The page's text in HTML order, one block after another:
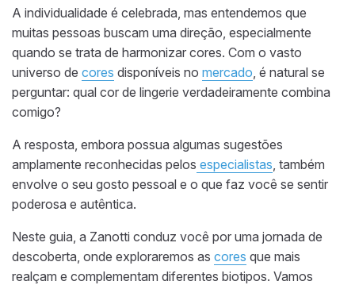
A individualidade é celebrada, mas entendemos que
muitas pessoas buscam uma direção, especialmente
quando se trata de harmonizar cores. Com o vasto
universo de cores disponíveis no mercado , é natural se
perguntar: qual cor de lingerie verdadeiramente combina
comigo?
A resposta, embora possua algumas sugestões
amplamente reconhecidas pelos especialistas , também
envolve o seu gosto pessoal e o que faz você se sentir
poderosa e autêntica.
Neste guia, a Zanotti conduz você por uma jornada de
descoberta, onde exploraremos as cores que mais
realçam e complementam diferentes biotipos. Vamos